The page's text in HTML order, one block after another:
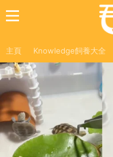
主頁 Knowledge飼養大全